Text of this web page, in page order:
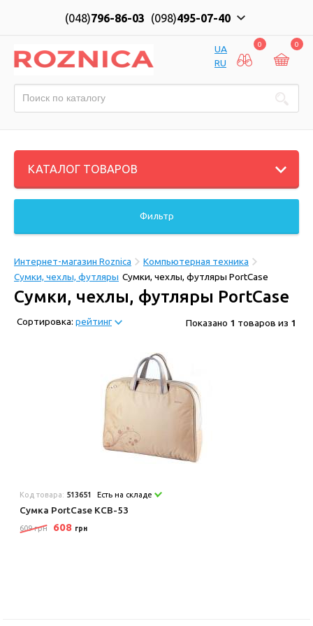
(048)796-86-03 (098)495-07-40
UA
RU
0 0
КАТАЛОГ ТОВАРОВ
Фильтр
Интернет-магазин Roznica
Компьютерная техника
Сумки, чехлы, футляры Сумки, чехлы, футляры PortCase
Сумки, чехлы, футляры PortCase
Сортировка: рейтинг Показано 1 товаров из 1
Код товара: 513651 Есть на складе
Сумка PortCase KCB-53
609 грн 608 грн